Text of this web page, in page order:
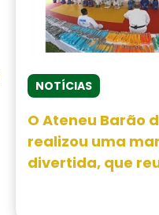
NOTÍCIAS
O Ateneu Barão
realizou uma
divertida, que
familiares.